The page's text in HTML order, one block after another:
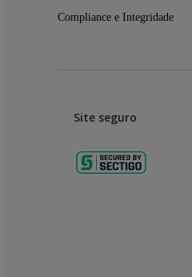
Compliance e Integridade
Site seguro